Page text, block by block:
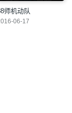
师机动队
06-17